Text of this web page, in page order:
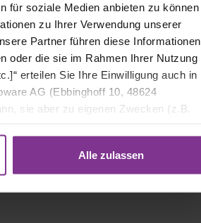
für soziale Medien anbieten zu können
zu Ihrer Verwendung unserer
Partner führen diese Informationen
oder die sie im Rahmen Ihrer Nutzung
erteilen Sie Ihre Einwilligung auch in
AG (Ebbinghoff 10, 48624
sie aber zu eigenen Zwecken (z.B.
Alle zulassen